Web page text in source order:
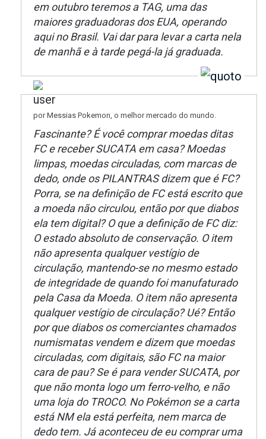
em outubro teremos a TAG, uma das
maiores graduadoras dos EUA, operando
aqui no Brasil. Vai dar para levar a carta nela
de manhã e à tarde pegá-la já graduada.
por Messias Pokemon, o melhor mercado do mundo.
Fascinante? É você comprar moedas ditas
FC e receber SUCATA em casa? Moedas
limpas, moedas circuladas, com marcas de
dedo, onde os PILANTRAS dizem que é FC?
Porra, se na definição de FC está escrito que
a moeda não circulou, então por que diabos
ela tem digital? O que a definição de FC diz:
O estado absoluto de conservação. O item
não apresenta qualquer vestígio de
circulação, mantendo-se no mesmo estado
de integridade de quando foi manufaturado
pela Casa da Moeda. O item não apresenta
qualquer vestígio de circulação? Ué? Então
por que diabos os comerciantes chamados
numismatas vendem e dizem que moedas
circuladas, com digitais, são FC na maior
cara de pau? Se é para vender SUCATA, por
que não monta logo um ferro-velho, e não
uma loja do TROCO. No Pokémon se a carta
está NM ela está perfeita, nem marca de
dedo tem. Já aconteceu de eu comprar uma